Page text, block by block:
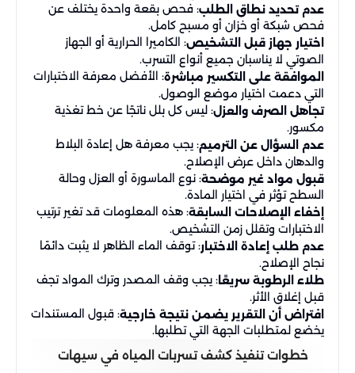
عدم تحديد نطاق الطلب: فحص بقعة واحدة يختلف عن
فحص شبكة أو خزان أو مسبح كامل.
اختيار جهاز قبل التشخيص: الكاميرا الحرارية أو الجهاز
الصوتي لا يناسبان جميع أنواع التسرب.
الموافقة على التكسير مباشرة: الأفضل معرفة الاختبارات
التي دعمت اختيار موضع الوصول.
تجاهل الصرف والعزل: ليس كل بلل ناتجًا عن خط تغذية
مكسور.
عدم السؤال عن الترميم: يجب معرفة هل إعادة البلاط
والدهان داخل عرض الإصلاح.
قبول مواد غير موضحة: نوع الماسورة أو العزل وحالة
السطح تؤثر في اختيار المادة.
إخفاء الإصلاحات السابقة: هذه المعلومات قد تغير ترتيب
الاختبارات وتقلل زمن التشخيص.
عدم طلب إعادة الاختبار: توقف الماء الظاهر لا يثبت دائمًا
نجاح الإصلاح.
طلاء الرطوبة سريعًا: يجب وقف المصدر وترك المواد تجف
قبل إغلاق الأثر.
افتراض أن التقرير يضمن نتيجة خارجية: قبول المستندات
يخضع لمتطلبات الجهة التي تطلبها.
خطوات تنفيذ كشف تسربات المياه في سيهات